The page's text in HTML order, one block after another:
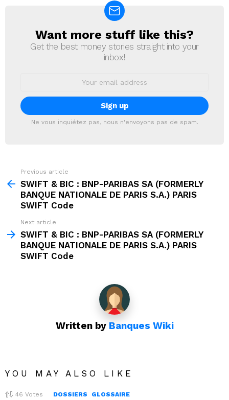
NEWSLETTER
Want more stuff like this?
Get the best money stories straight into your
inbox!
Ne vous inquiétez pas, nous n'envoyons pas de spam.
more
Previous article
SWIFT & BIC : BNP-PARIBAS SA (FORMERLY
BANQUE NATIONALE DE PARIS S.A.) PARIS
SWIFT Code
Next article
SWIFT & BIC : BNP-PARIBAS SA (FORMERLY
BANQUE NATIONALE DE PARIS S.A.) PARIS
SWIFT Code
Written by Banques Wiki
YOU MAY ALSO LIKE
46 Votes DOSSIERS GLOSSAIRE